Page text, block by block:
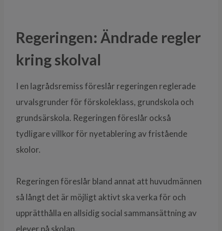
Regeringen: Ändrade regler
kring skolval
I en lagrådsremiss föreslår regeringen reglerade
urvalsgrunder för förskoleklass, grundskola och
grundsärskola. Regeringen föreslår också
tydligare villkor för nyetablering av fristående
skolor.
Regeringen föreslår bland annat att huvudmännen
så långt det är möjligt aktivt ska verka för och
upprätthålla en allsidig social sammansättning av
elever på skolan.